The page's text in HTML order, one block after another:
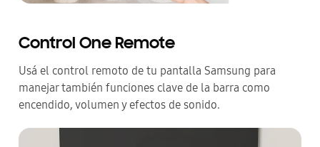
Control One Remote
Usá el control remoto de tu pantalla Samsung para
manejar también funciones clave de la barra como
encendido, volumen y efectos de sonido.